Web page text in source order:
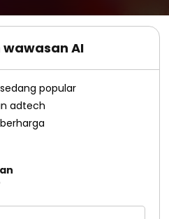
AI
popular
adtech